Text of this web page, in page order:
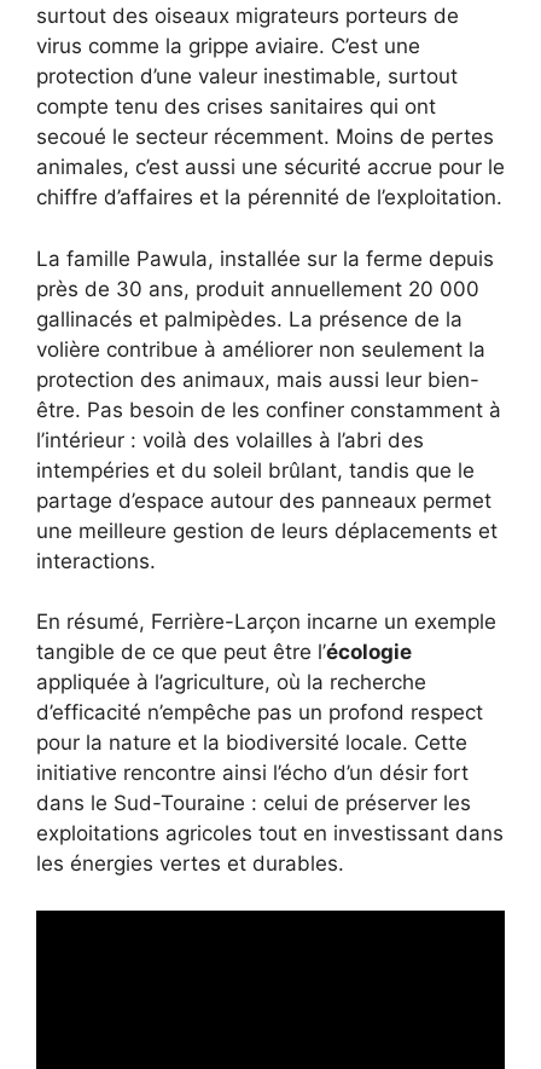
surtout des oiseaux migrateurs porteurs de
virus comme la grippe aviaire. C’est une
protection d’une valeur inestimable, surtout
compte tenu des crises sanitaires qui ont
secoué le secteur récemment. Moins de pertes
animales, c’est aussi une sécurité accrue pour le
chiffre d’affaires et la pérennité de l’exploitation.
La famille Pawula, installée sur la ferme depuis
près de 30 ans, produit annuellement 20 000
gallinacés et palmipèdes. La présence de la
volière contribue à améliorer non seulement la
protection des animaux, mais aussi leur bien-
être. Pas besoin de les confiner constamment à
l’intérieur : voilà des volailles à l’abri des
intempéries et du soleil brûlant, tandis que le
partage d’espace autour des panneaux permet
une meilleure gestion de leurs déplacements et
interactions.
En résumé, Ferrière-Larçon incarne un exemple
tangible de ce que peut être l’écologie
appliquée à l’agriculture, où la recherche
d’efficacité n’empêche pas un profond respect
pour la nature et la biodiversité locale. Cette
initiative rencontre ainsi l’écho d’un désir fort
dans le Sud-Touraine : celui de préserver les
exploitations agricoles tout en investissant dans
les énergies vertes et durables.